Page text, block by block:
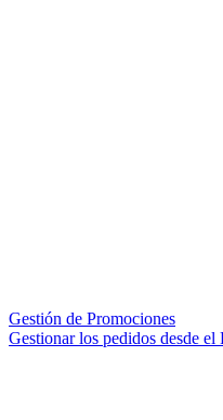
Gestión de Promociones
Gestionar los pedidos desde